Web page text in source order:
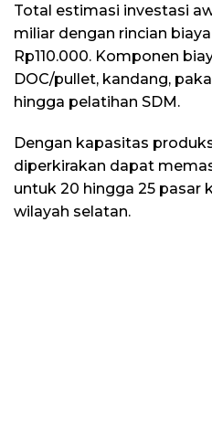
Total estimasi investasi
miliar dengan rincian
Rp110.000. Komponen
DOC/pullet, kandang,
hingga pelatihan SDM.
Dengan kapasitas
diperkirakan dapat
untuk 20 hingga 25 pasar
wilayah selatan.